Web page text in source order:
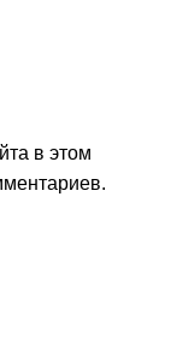
в этом